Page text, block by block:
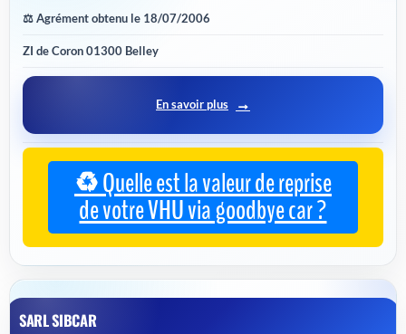
⚖️ Agrément obtenu le 18/07/2006
ZI de Coron 01300 Belley
En savoir plus
♻️ Quelle est la valeur de reprise
de votre VHU via goodbye car ?
SARL SIBCAR